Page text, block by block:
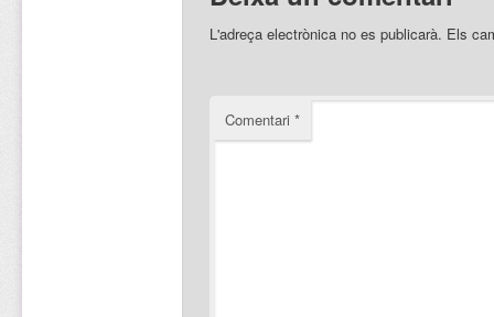
L'adreça electrònica no es publicarà. Els
Comentari *